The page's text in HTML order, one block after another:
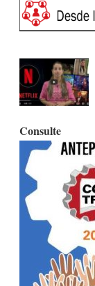
Consulte